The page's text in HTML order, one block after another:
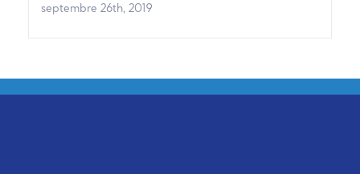
septembre 26th, 2019